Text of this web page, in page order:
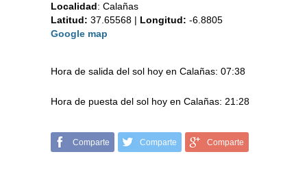
Localidad: Calañas
Latitud: 37.65568 | Longitud: -6.8805
Google map
Hora de salida del sol hoy en Calañas: 07:38
Hora de puesta del sol hoy en Calañas: 21:28
Comparte Comparte Comparte